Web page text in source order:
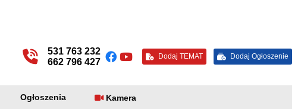
531 763 232
662 796 427
Dodaj TEMAT Dodaj Ogłoszenie
Ogłoszenia Kamera